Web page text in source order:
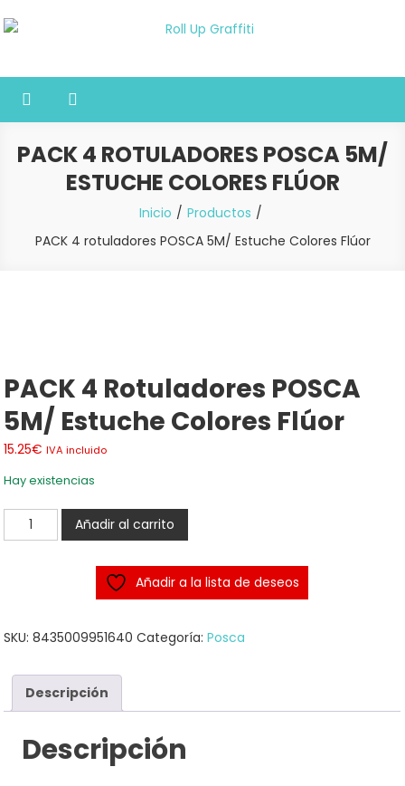
al
artes
PACK 4 ROTULADORES POSCA 5M/
ESTUCHE COLORES FLÚOR
Inicio
Productos
PACK 4 rotuladores POSCA 5M/ Estuche Colores Flúor
PACK 4 Rotuladores POSCA
5M/ Estuche Colores Flúor
15.25€ IVA incluido
Hay existencias
PACK
4
Estuche
Flúor
cantidad
Añadir al carrito
Añadir a la lista de deseos
SKU:8435009951640 Categoría:Posca
Descripción
Descripción